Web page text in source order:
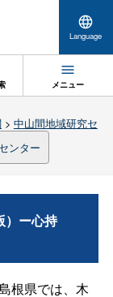
Language
メニュー
> 中山間地域研究セ
ンター
）ー心持
根県では、木